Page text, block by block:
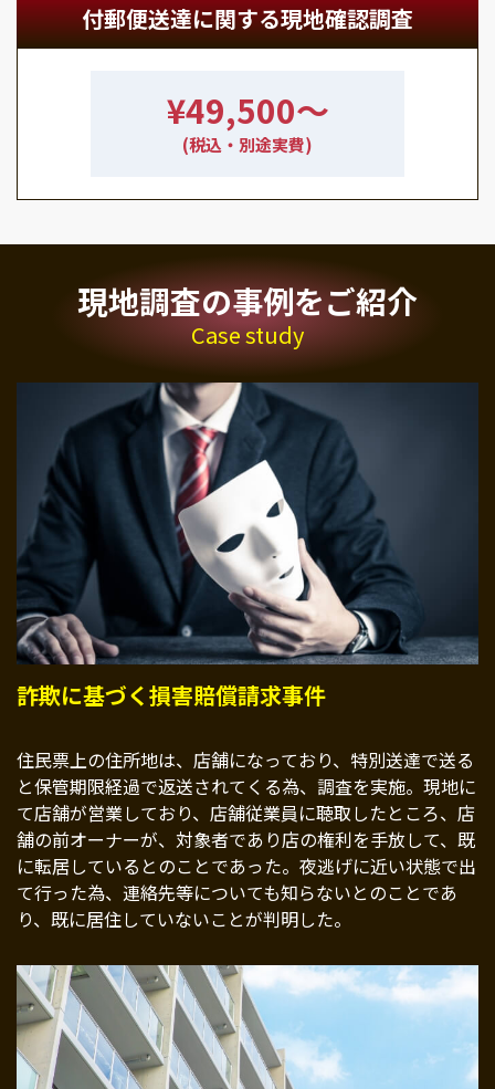
付郵便送達に関する現地確認調査
¥49,500〜
(税込・別途実費)
現地調査の事例をご紹介
Case study
詐欺に基づく損害賠償請求事件
住民票上の住所地は、店舗になっており、特別送達で送る
と保管期限経過で返送されてくる為、調査を実施。現地に
て店舗が営業しており、店舗従業員に聴取したところ、店
舗の前オーナーが、対象者であり店の権利を手放して、既
に転居しているとのことであった。夜逃げに近い状態で出
て行った為、連絡先等についても知らないとのことであ
り、既に居住していないことが判明した。